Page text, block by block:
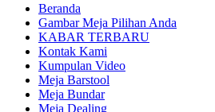
Beranda
Gambar Meja Pilihan Anda
KABAR TERBARU
Kontak Kami
Kumpulan Video
Meja Barstool
Meja Bundar
Meja Dealing